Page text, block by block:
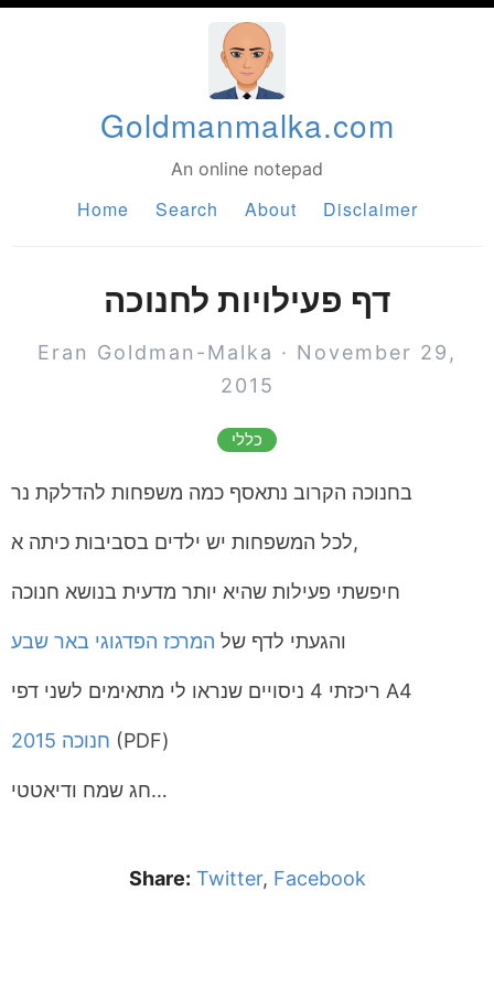
Goldmanmalka.com
An online notepad
Home Search About Disclaimer
דף פעילויות לחנוכה
Eran Goldman-Malka · November 29,
2015
כללי
בחנוכה הקרוב נתאסף כמה משפחות להדלקת נר
לכל המשפחות יש ילדים בסביבות כיתה א,
חיפשתי פעילות שהיא יותר מדעית בנושא חנוכה
והגעתי לדף של המרכז הפדגוגי באר שבע
ריכזתי 4 ניסויים שנראו לי מתאימים לשני דפי A4
חנוכה 2015 (PDF)
חג שמח ודיאטטי…
Share: Twitter, Facebook